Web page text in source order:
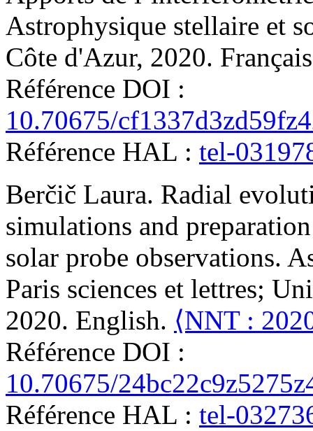
Astrophysique stellaire et
Côte d'Azur, 2020.
Référence DOI :
10.70675/
Référence HAL : tel-
Berčič Laura. Radial
simulations and
solar probe observations.
Paris sciences et lettres;
2020. English. ⟨NNT :
Référence DOI :
10.70675/
Référence HAL : tel-